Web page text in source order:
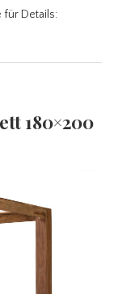
für Details:
180×200